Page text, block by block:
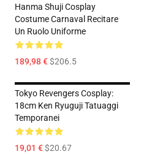
Hanma Shuji Cosplay
Costume Carnaval Recitare
Un Ruolo Uniforme
189,98 €$206.5
Tokyo Revengers Cosplay:
18cm Ken Ryuguji Tatuaggi
Temporanei
19,01 €$20.67